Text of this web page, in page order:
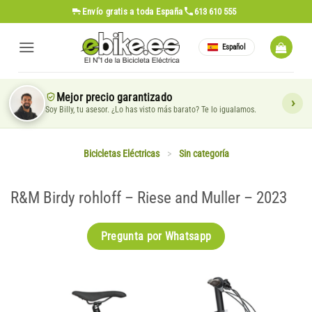
al
contenido
Envío gratis a toda España 613 610 555
Español
Mejor precio garantizado
Soy Billy, tu asesor. ¿Lo has visto más barato? Te lo igualamos.
Bicicletas Eléctricas > Sin categoría
R&M Birdy rohloff – Riese and Muller – 2023
Pregunta por Whatsapp